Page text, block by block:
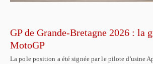
GP de Grande-Bretagne 2026 : la
MotoGP
La pole position a été signée par le pilote d'usine